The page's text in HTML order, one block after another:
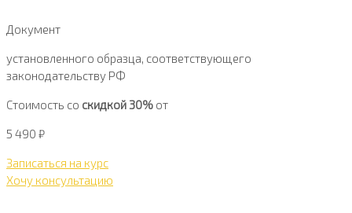
Документ
установленного образца, соответствующего
законодательству РФ
Стоимость со скидкой 30% от
5 490 ₽
Записаться на курс
Хочу консультацию